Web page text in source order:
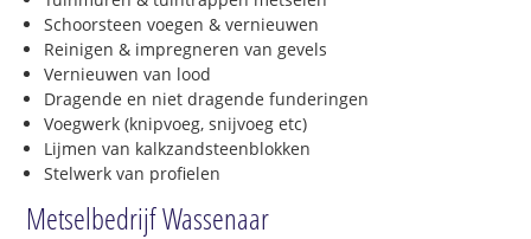
Schoorsteen voegen & vernieuwen
Reinigen & impregneren van gevels
Vernieuwen van lood
Dragende en niet dragende funderingen
Voegwerk (knipvoeg, snijvoeg etc)
Lijmen van kalkzandsteenblokken
Stelwerk van profielen
Metselbedrijf Wassenaar